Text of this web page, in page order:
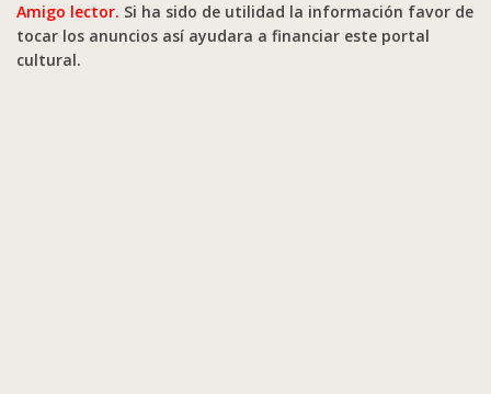
Amigo lector. Si ha sido de utilidad la información favor de
tocar los anuncios así ayudara a financiar este portal
cultural.